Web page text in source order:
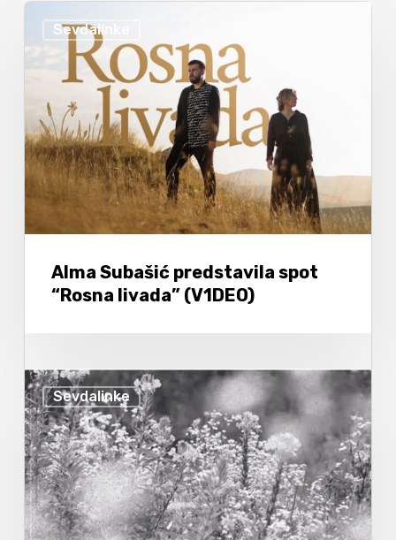
Sevdalinke
Alma Subašić predstavila spot
“Rosna livada” (V1DEO)
Sevdalinke